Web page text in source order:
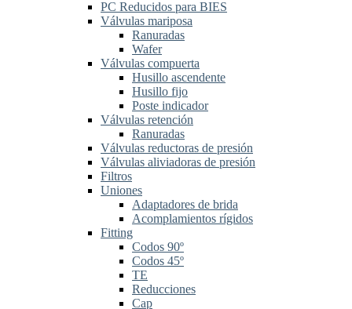
PC Reducidos para BIES
Válvulas mariposa
Ranuradas
Wafer
Válvulas compuerta
Husillo ascendente
Husillo fijo
Poste indicador
Válvulas retención
Ranuradas
Válvulas reductoras de presión
Válvulas aliviadoras de presión
Filtros
Uniones
Adaptadores de brida
Acomplamientos rígidos
Fitting
Codos 90º
Codos 45º
TE
Reducciones
Cap